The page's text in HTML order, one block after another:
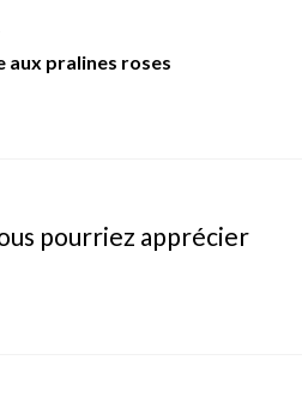
aux pralines roses
pourriez apprécier